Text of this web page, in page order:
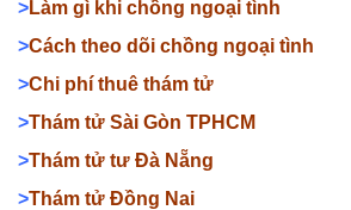
>Làm gì khi chồng ngoại tình
>Cách theo dõi chồng ngoại tình
>Chi phí thuê thám tử
>Thám tử Sài Gòn TPHCM
>Thám tử tư Đà Nẵng
>Thám tử Đồng Nai